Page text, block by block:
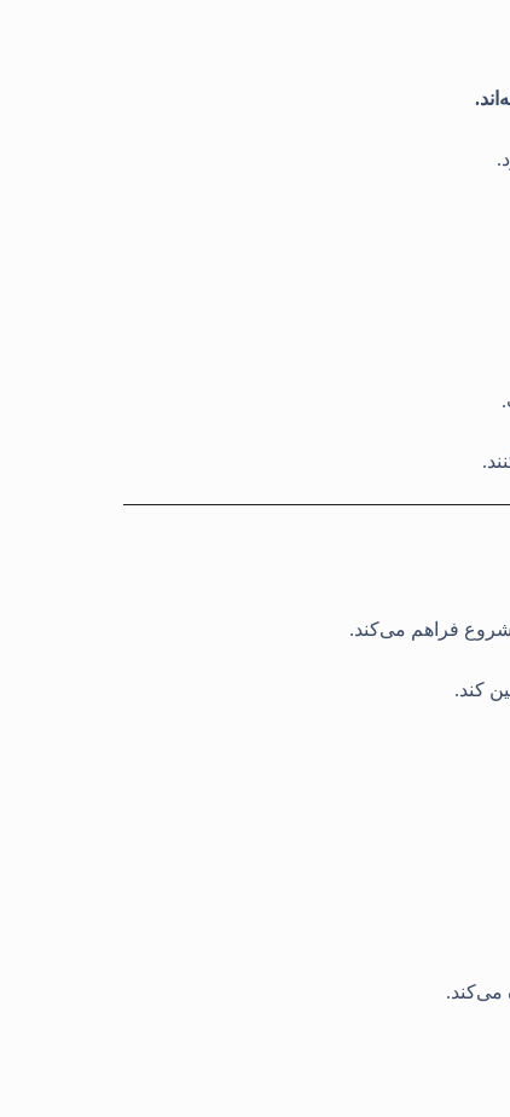
.
.
.
شروع فراهم می‌کند.
کند.
می‌کند.